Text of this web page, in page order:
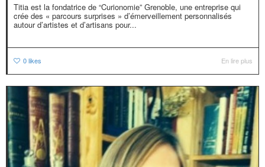
Titia est la fondatrice de “Curionomie” Grenoble, une entreprise qui
crée des « parcours surprises » d’émerveillement personnalisés
autour d’artistes et d’artisans pour...
0likes En lire plus